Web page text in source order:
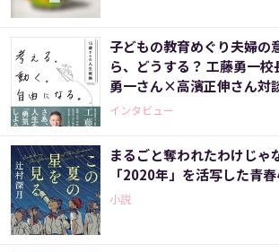
子どもの教育めぐり夫婦の
ら、どうする？ 工藤勇一
勇一さん×高濱正伸さん対談
インタビュー
まるごと奪われたわけじゃ
「2020年」を活写した青
小説